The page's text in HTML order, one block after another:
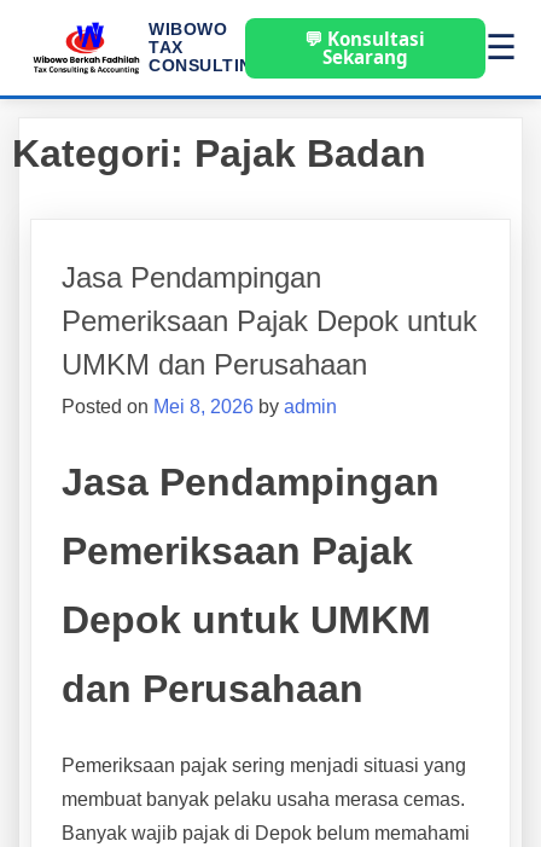
WIBOWO
TAX
CONSULTING
💬 Konsultasi
Sekarang ☰
Kategori: Pajak Badan
Jasa Pendampingan
Pemeriksaan Pajak Depok untuk
UMKM dan Perusahaan
Posted on Mei 8, 2026 by admin
Jasa Pendampingan
Pemeriksaan Pajak
Depok untuk UMKM
dan Perusahaan
Pemeriksaan pajak sering menjadi situasi yang
membuat banyak pelaku usaha merasa cemas.
Banyak wajib pajak di Depok belum memahami